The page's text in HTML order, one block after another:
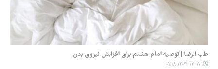
طب الرضا | توصیه امام هشتم برای افزایش نیروی بدن
۱۴۰۴-۱۲-۱۷ ۰۹:۰۸